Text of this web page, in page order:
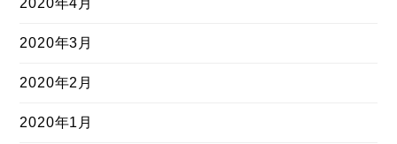
2020年4月
2020年3月
2020年2月
2020年1月